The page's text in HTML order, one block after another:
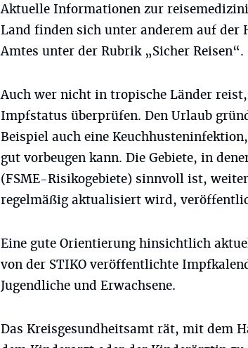
Aktuelle Informationen zur
Land finden sich unter anderem auf der
Amtes unter der Rubrik „Sicher Reisen“.
Auch wer nicht in tropische Länder
Impfstatus überprüfen. Den Urlaub
Beispiel auch eine
gut vorbeugen kann. Die Gebiete, in
(FSME-Risikogebiete) sinnvoll ist,
regelmäßig aktualisiert wird,
Eine gute Orientierung hinsichtlich
von der STIKO veröffentlichte
Jugendliche und Erwachsene.
Das Kreisgesundheitsamt rät, mit dem